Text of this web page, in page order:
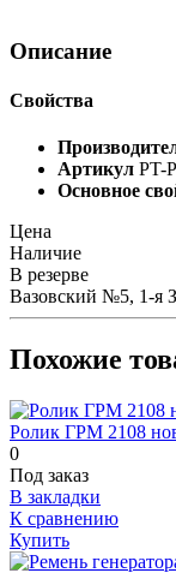
Описание
Свойства
Артикул PT-
Основное
Цена
Наличие
В резерве
Вазовский №5, 1-я
Похожие
Ролик ГРМ 2108
0
Под заказ
В закладки
К сравнению
Купить